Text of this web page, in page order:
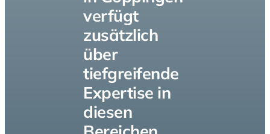
verfügt
zusätzlich
über
tiefgreifende
Expertise in
diesen